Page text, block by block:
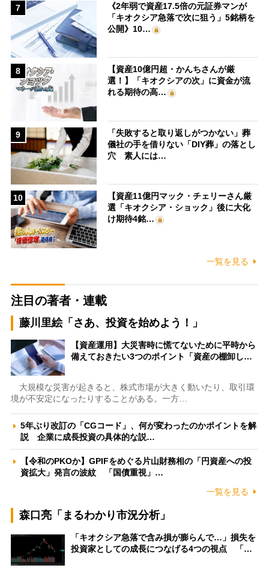
7
《2年弱で資産17.5倍の元証券マンが
「キオクシア急落で次に狙う」5銘柄を
公開》10…
8
【資産10億円超・かんちさんが厳
選！】「キオクシアの次」に資金が流
れる期待の高…
9
「失敗すると取り返しがつかない」葬
儀社の手を借りない「DIY葬」の落とし
穴 素人には…
10
【資産11億円マック・チェリーさん厳
選「キオクシア・ショック」後に大化
け期待4銘…
一覧を見る
注目の著者・連載
藤川里絵「さあ、投資を始めよう！」
【資産運用】大災害時に慌てないために平時から
備えておきたい3つのポイント「資産の棚卸し…
大規模な災害が起きると、株式市場が大きく動いたり、取引環
境が不安定になったりすることがある。一方…
5年ぶり改訂の「CGコード」、何が変わったのかポイントを解
説 企業に成長投資の具体的な説…
【令和のPKOか】GPIFをめぐる片山財務相の「円資産への投
資拡大」発言の波紋 「国債重視」…
一覧を見る
森口亮「まるわかり市況分析」
「キオクシア急落で含み損が膨らんで…」損失を
投資家としての成長につなげる4つの視点 「…